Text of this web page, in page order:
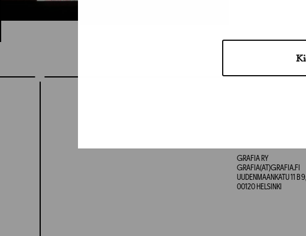
GRAFIA RY
GRAFIA(AT)GRAFIA.FI
UUDENMAANKATU 11 B 9,
00120 HELSINKI